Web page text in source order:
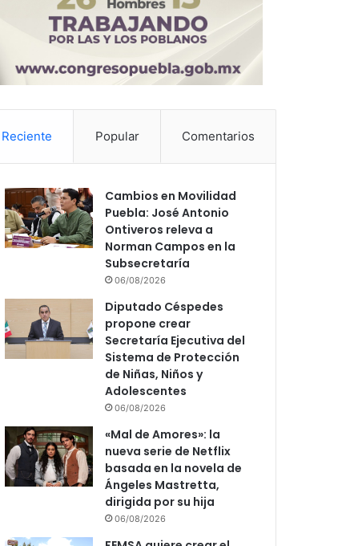
Reciente Popular Comentarios
Cambios en Movilidad
Puebla: José Antonio
Ontiveros releva a
Norman Campos en la
Subsecretaría
06/08/2026
Diputado Céspedes
propone crear
Secretaría Ejecutiva del
Sistema de Protección
de Niñas, Niños y
Adolescentes
06/08/2026
«Mal de Amores»: la
nueva serie de Netflix
basada en la novela de
Ángeles Mastretta,
dirigida por su hija
06/08/2026